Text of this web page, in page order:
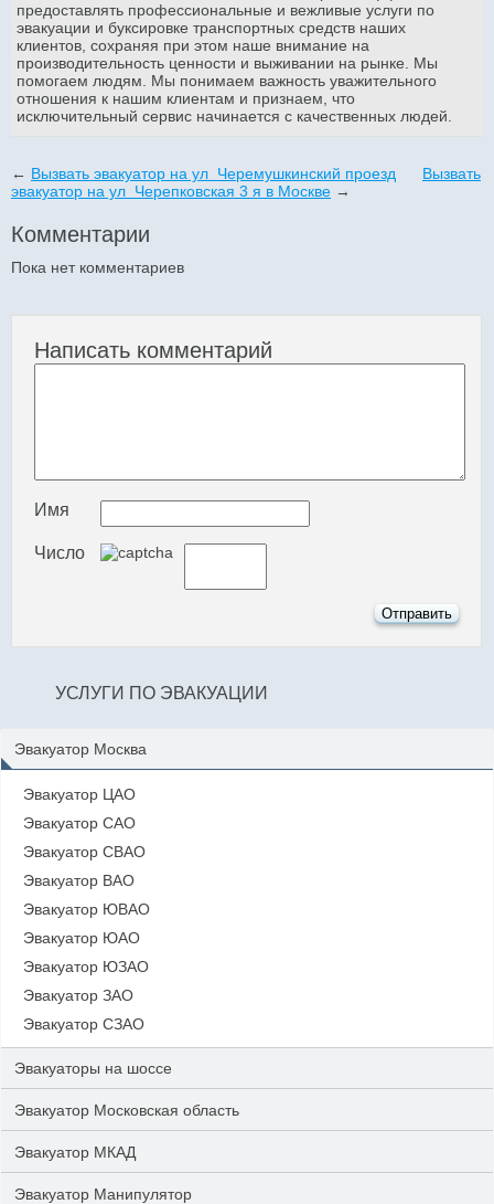
предоставлять профессиональные и вежливые услуги по
эвакуации и буксировке транспортных средств наших
клиентов, сохраняя при этом наше внимание на
производительность ценности и выживании на рынке. Мы
помогаем людям. Мы понимаем важность уважительного
отношения к нашим клиентам и признаем, что
исключительный сервис начинается с качественных людей.
← Вызвать эвакуатор на ул Черемушкинский проезд
Вызвать
эвакуатор на ул Черепковская 3 я в Москве →
Комментарии
Пока нет комментариев
Написать комментарий
Имя
Число
УСЛУГИ ПО ЭВАКУАЦИИ
Эвакуатор Москва
Эвакуатор ЦАО
Эвакуатор САО
Эвакуатор СВАО
Эвакуатор ВАО
Эвакуатор ЮВАО
Эвакуатор ЮАО
Эвакуатор ЮЗАО
Эвакуатор ЗАО
Эвакуатор СЗАО
Эвакуаторы на шоссе
Эвакуатор Московская область
Эвакуатор МКАД
Эвакуатор Манипулятор